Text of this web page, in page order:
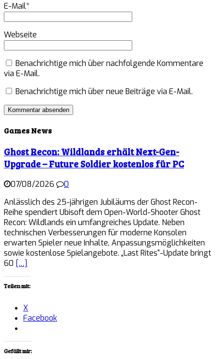
E-Mail*
Webseite
Benachrichtige mich über nachfolgende Kommentare
via E-Mail.
Benachrichtige mich über neue Beiträge via E-Mail.
Games News
Ghost Recon: Wildlands erhält Next-Gen-
Upgrade – Future Soldier kostenlos für PC
07/08/2026
0
Anlässlich des 25-jährigen Jubiläums der Ghost Recon-
Reihe spendiert Ubisoft dem Open-World-Shooter Ghost
Recon: Wildlands ein umfangreiches Update. Neben
technischen Verbesserungen für moderne Konsolen
erwarten Spieler neue Inhalte, Anpassungsmöglichkeiten
sowie kostenlose Spielangebote. „Last Rites“-Update bringt
60 […]
Teilen mit:
X
Facebook
Gefällt mir: